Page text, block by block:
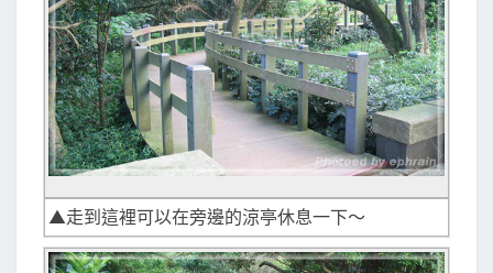
▲走到這裡可以在旁邊的涼亭休息一下～